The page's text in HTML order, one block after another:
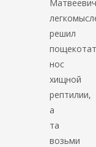
Матвеевич
решил
нос
хищной
рептилии,
а
та
возьми